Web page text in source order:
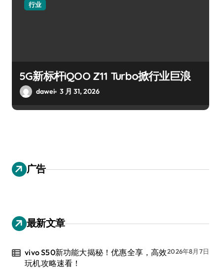
行业
5G新标杆iQOO Z11 Turbo掀行业巨浪
dawei 3 月 31, 2026
广告
最新文章
vivo S50新功能大揭秘！优惠全享，高效
玩机攻略速看！
2026年8月7日